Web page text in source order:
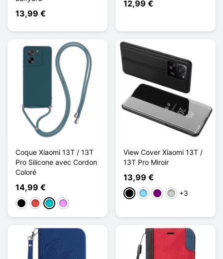
13,99 €
12,99 €
Coque Xiaomi 13T / 13T
Pro Silicone avec Cordon
Coloré
14,99 €
NegroRojoTurquesaMorado claro
View Cover Xiaomi 13T /
13T Pro Miroir
13,99 €
NegroAzul claro
Púrpura
Plata+3